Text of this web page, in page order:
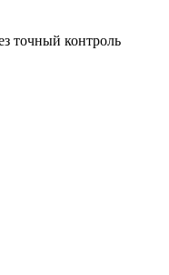
точный контроль